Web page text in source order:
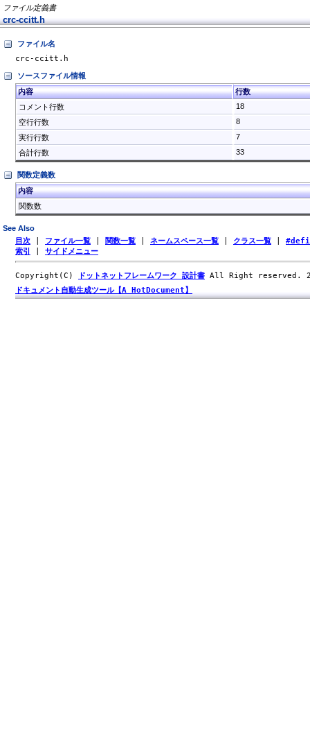
ファイル定義書
crc-ccitt.h
ファイル名
crc-ccitt.h
ソースファイル情報
内容
行数
コメント行数
18
空行行数
8
実行行数
7
合計行数
33
関数定義数
内容
関数数
See Also
目次 ファイル一覧 関数一覧 ネームスペース一覧 クラス一覧
索引
サイドメニュー
Copyright(C) ドットネットフレームワーク 設計書 All Right reserved.
ドキュメント自動生成ツール【A HotDocument】